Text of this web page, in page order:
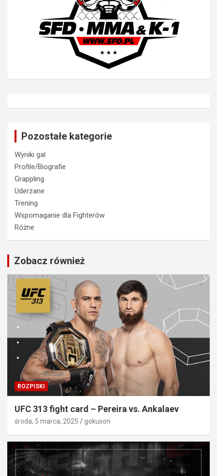
Pozostałe kategorie
Wyniki gal
Profile/Biografie
Grappling
Uderzane
Trening
Wspomaganie dla Fighterów
Różne
Zobacz również
ROZPISKI
UFC 313 fight card – Pereira vs. Ankalaev
środa, 5 marca, 2025 gokuson